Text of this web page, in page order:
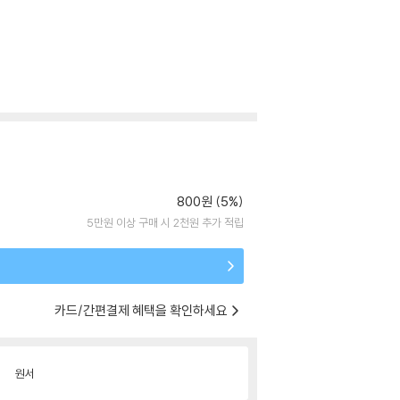
800원 (5%)
5만원 이상 구매 시 2천원 추가 적립
카드/간편결제 혜택을 확인하세요
원서